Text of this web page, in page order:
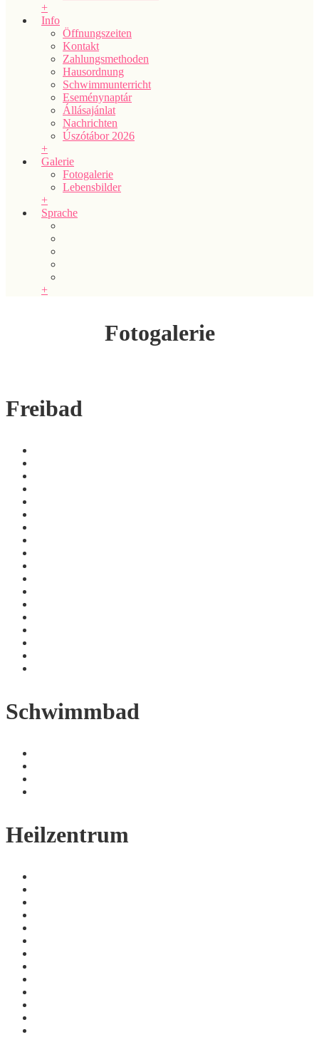
+
Info
Öffnungszeiten
Kontakt
Zahlungsmethoden
Hausordnung
Schwimmunterricht
Eseménynaptár
Állásajánlat
Nachrichten
Úszótábor 2026
+
Galerie
Fotogalerie
Lebensbilder
+
Sprache
+
Fotogalerie
Freibad
Schwimmbad
Heilzentrum